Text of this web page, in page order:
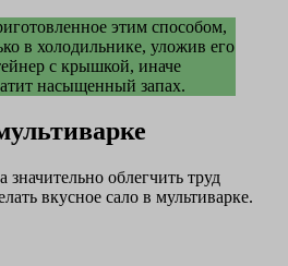
этим способом,
в холодильнике, уложив его
с крышкой, иначе
насыщенный запах.
значительно облегчить труд
вкусное сало в мультиварке.